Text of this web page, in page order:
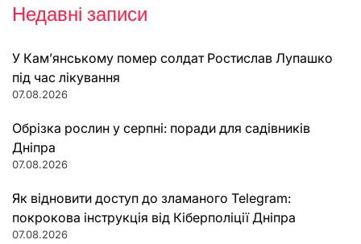
Недавні записи
У Кам’янському помер солдат Ростислав Лупашко
під час лікування
07.08.2026
Обрізка рослин у серпні: поради для садівників
Дніпра
07.08.2026
Як відновити доступ до зламаного Telegram:
покрокова інструкція від Кіберполіції Дніпра
07.08.2026